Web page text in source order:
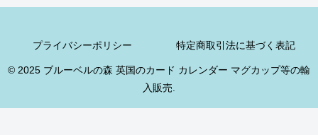
プライバシーポリシー 特定商取引法に基づく表記
© 2025 ブルーベルの森 英国のカード カレンダー マグカップ等の輸
入販売.